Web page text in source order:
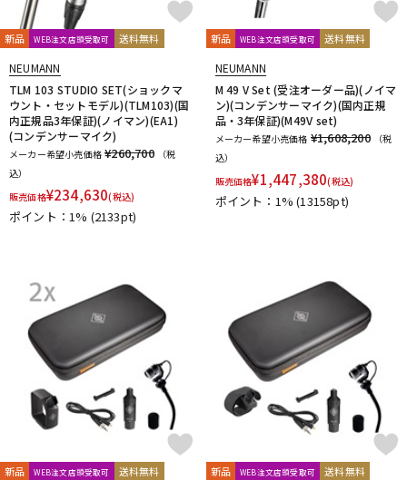
新品 WEB注文店頭受取可 送料無料
NEUMANN
TLM 103 STUDIO SET(ショックマ
ウント・セットモデル)(TLM103)(国
内正規品3年保証)(ノイマン)(EA1)
(コンデンサーマイク)
メーカー希望小売価格 ¥260,700
（税
込）
販売価格¥234,630(税込)
ポイント：1% (2133pt)
新品 WEB注文店頭受取可 送料無料
NEUMANN
M 49 V Set (受注オーダー品)(ノイマ
ン)(コンデンサーマイク)(国内正規
品・3年保証)(M49V set)
メーカー希望小売価格 ¥1,608,200
（税
込）
販売価格¥1,447,380(税込)
ポイント：1%(13158pt)
新品 WEB注文店頭受取可 送料無料 新品 WEB注文店頭受取可 送料無料